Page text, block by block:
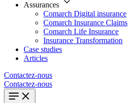
Assurances
Comarch Digital insurance
Comarch Insurance Claims
Comarch Life Insurance
Insurance Transformation
Case studies
Articles
Contactez-nous
Contactez-nous